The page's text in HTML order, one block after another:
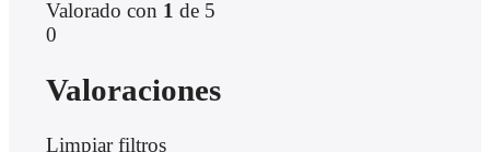
Valorado con 1 de 5
0
Valoraciones
Limpiar filtros